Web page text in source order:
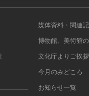
媒体資料・関連
博物館、美術館
文化庁よりご挨拶
今月のみどころ
お知らせ一覧